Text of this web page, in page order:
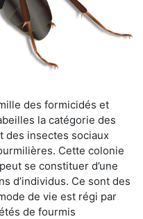
des formicidés et
la catégorie des
des insectes sociaux
Cette colonie
se constituer d’une
d’individus. Ce sont des
de vie est régi par
de fourmis